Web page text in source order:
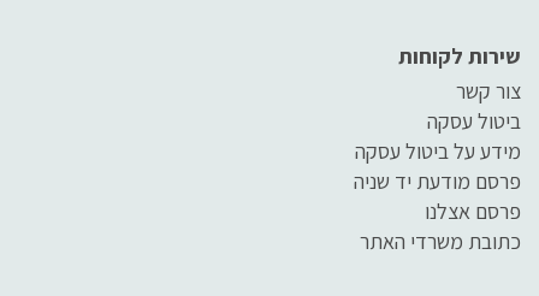
שירות לקוחות
צור קשר
ביטול עסקה
מידע על ביטול עסקה
פרסם מודעת יד שניה
פרסם אצלנו
כתובת משרדי האתר